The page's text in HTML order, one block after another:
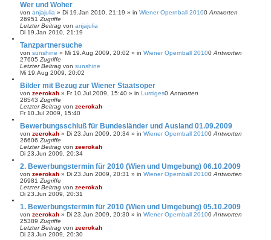
Wer und Woher
von anjajulia » Di 19.Jan 2010, 21:19 » in Wiener Opernball 20100 Antworten
26951 Zugriffe
Letzter Beitrag von anjajulia
Di 19.Jan 2010, 21:19
Tanzpartnersuche
von sunshine » Mi 19.Aug 2009, 20:02 » in Wiener Opernball 20100 Antworten
27605 Zugriffe
Letzter Beitrag von sunshine
Mi 19.Aug 2009, 20:02
Bilder mit Bezug zur Wiener Staatsoper
von zeerokah » Fr 10.Jul 2009, 15:40 » in Lustiges0 Antworten
28543 Zugriffe
Letzter Beitrag von zeerokah
Fr 10.Jul 2009, 15:40
Bewerbungsschluß für Bundesländer und Ausland 01.09.2009
von zeerokah » Di 23.Jun 2009, 20:34 » in Wiener Opernball 20100 Antworten
26606 Zugriffe
Letzter Beitrag von zeerokah
Di 23.Jun 2009, 20:34
2. Bewerbungstermin für 2010 (Wien und Umgebung) 06.10.2009
von zeerokah » Di 23.Jun 2009, 20:31 » in Wiener Opernball 20100 Antworten
26981 Zugriffe
Letzter Beitrag von zeerokah
Di 23.Jun 2009, 20:31
1. Bewerbungstermin für 2010 (Wien und Umgebung) 05.10.2009
von zeerokah » Di 23.Jun 2009, 20:30 » in Wiener Opernball 20100 Antworten
25389 Zugriffe
Letzter Beitrag von zeerokah
Di 23.Jun 2009, 20:30